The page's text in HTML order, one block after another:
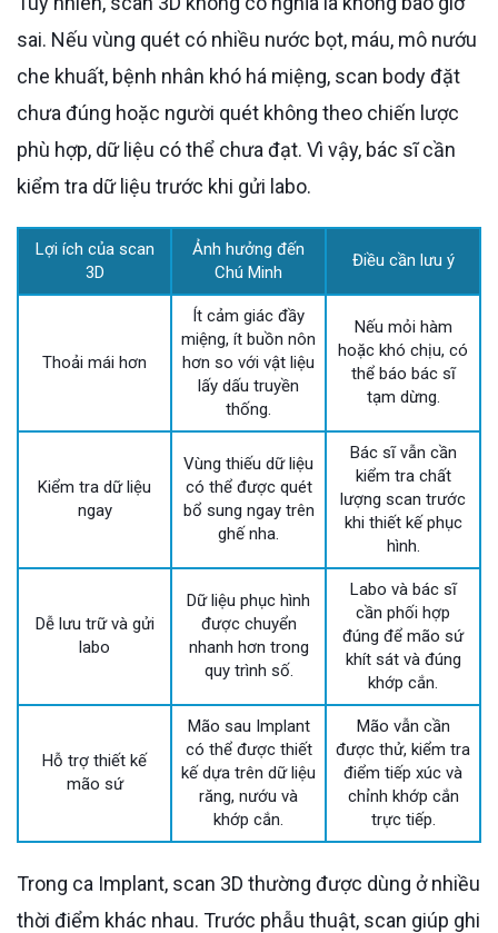
sai. Nếu vùng quét có nhiều nước bọt, máu, mô nướu
che khuất, bệnh nhân khó há miệng, scan body đặt
chưa đúng hoặc người quét không theo chiến lược
phù hợp, dữ liệu có thể chưa đạt. Vì vậy, bác sĩ cần
kiểm tra dữ liệu trước khi gửi labo.
Lợi ích của scan
3D
Ảnh hưởng đến
Chú Minh
Điều cần lưu ý
Thoải mái hơn
Ít cảm giác đầy
miệng, ít buồn nôn
hơn so với vật liệu
lấy dấu truyền
thống.
Nếu mỏi hàm
hoặc khó chịu, có
thể báo bác sĩ
tạm dừng.
Kiểm tra dữ liệu
ngay
Vùng thiếu dữ liệu
có thể được quét
bổ sung ngay trên
ghế nha.
Bác sĩ vẫn cần
kiểm tra chất
lượng scan trước
khi thiết kế phục
hình.
Dễ lưu trữ và gửi
labo
Dữ liệu phục hình
được chuyển
nhanh hơn trong
quy trình số.
Labo và bác sĩ
cần phối hợp
đúng để mão sứ
khít sát và đúng
khớp cắn.
Hỗ trợ thiết kế
mão sứ
Mão sau Implant
có thể được thiết
kế dựa trên dữ liệu
răng, nướu và
khớp cắn.
Mão vẫn cần
được thử, kiểm tra
điểm tiếp xúc và
chỉnh khớp cắn
trực tiếp.
Trong ca Implant, scan 3D thường được dùng ở nhiều
thời điểm khác nhau. Trước phẫu thuật, scan giúp ghi